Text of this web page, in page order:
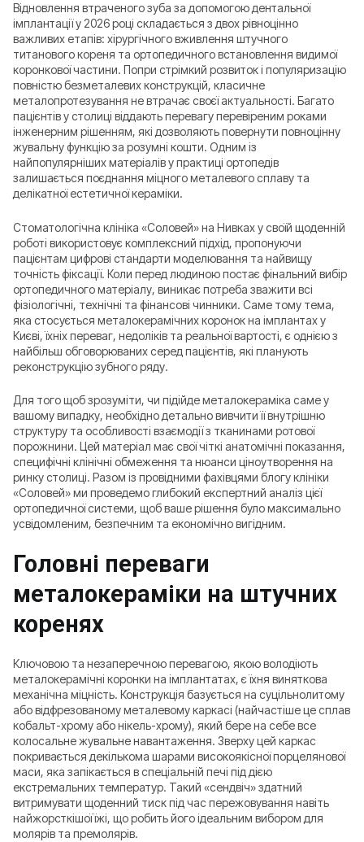
Відновлення втраченого зуба за допомогою дентальної
імплантації у 2026 році складається з двох рівноцінно
важливих етапів: хірургічного вживлення штучного
титанового кореня та ортопедичного встановлення видимої
коронкової частини. Попри стрімкий розвиток і популяризацію
повністю безметалевих конструкцій, класичне
металопротезування не втрачає своєї актуальності. Багато
пацієнтів у столиці віддають перевагу перевіреним роками
інженерним рішенням, які дозволяють повернути повноцінну
жувальну функцію за розумні кошти. Одним із
найпопулярніших матеріалів у практиці ортопедів
залишається поєднання міцного металевого сплаву та
делікатної естетичної кераміки.
Стоматологічна клініка «Соловей» на Нивках у своїй щоденній
роботі використовує комплексний підхід, пропонуючи
пацієнтам цифрові стандарти моделювання та найвищу
точність фіксації. Коли перед людиною постає фінальний вибір
ортопедичного матеріалу, виникає потреба зважити всі
фізіологічні, технічні та фінансові чинники. Саме тому тема,
яка стосується металокерамічних коронок на імплантах у
Києві, їхніх переваг, недоліків та реальної вартості, є однією з
найбільш обговорюваних серед пацієнтів, які планують
реконструкцію зубного ряду.
Для того щоб зрозуміти, чи підійде металокераміка саме у
вашому випадку, необхідно детально вивчити її внутрішню
структуру та особливості взаємодії з тканинами ротової
порожнини. Цей матеріал має свої чіткі анатомічні показання,
специфічні клінічні обмеження та нюанси ціноутворення на
ринку столиці. Разом із провідними фахівцями блогу клініки
«Соловей» ми проведемо глибокий експертний аналіз цієї
ортопедичної системи, щоб ваше рішення було максимально
усвідомленим, безпечним та економічно вигідним.
Головні переваги
металокераміки на штучних
коренях
Ключовою та незаперечною перевагою, якою володіють
металокерамічні коронки на імплантатах, є їхня виняткова
механічна міцність. Конструкція базується на суцільнолитому
або відфрезованому металевому каркасі (найчастіше це сплав
кобальт-хрому або нікель-хрому), який бере на себе все
колосальне жувальне навантаження. Зверху цей каркас
покривається декількома шарами високоякісної порцелянової
маси, яка запікається в спеціальній печі під дією
екстремальних температур. Такий «сендвіч» здатний
витримувати щоденний тиск під час пережовування навіть
найжорсткішої їжі, що робить його ідеальним вибором для
молярів та премолярів.